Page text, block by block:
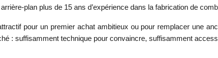
plan plus de 15 ans d’expérience dans la fabrication de
pour un premier achat ambitieux ou pour remplacer une
: suffisamment technique pour convaincre, suffisamment